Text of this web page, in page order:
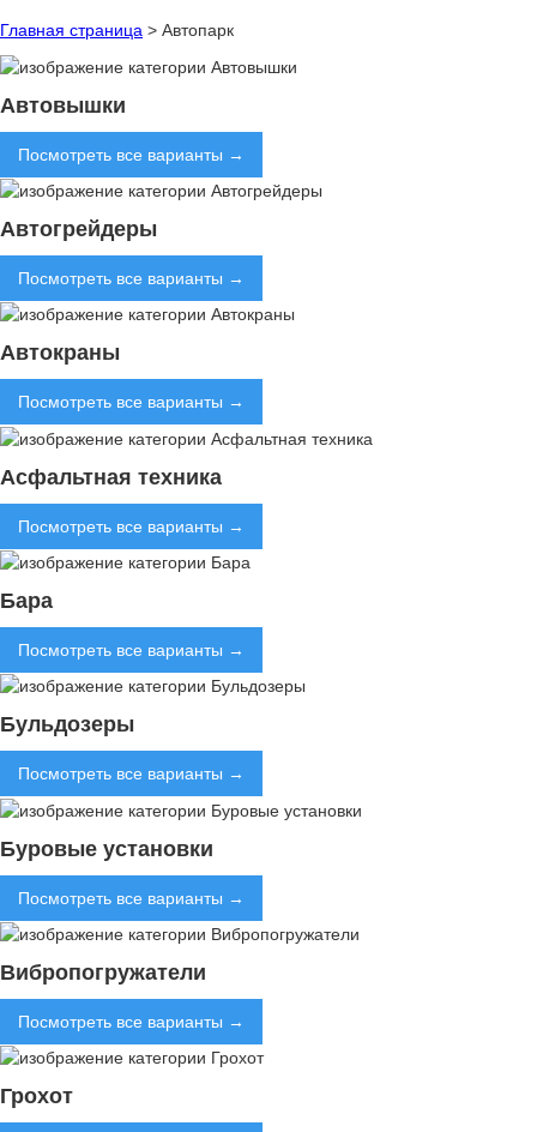
Главная страница > Автопарк
Автовышки
Посмотреть все варианты →
Автогрейдеры
Посмотреть все варианты →
Автокраны
Посмотреть все варианты →
Асфальтная техника
Посмотреть все варианты →
Бара
Посмотреть все варианты →
Бульдозеры
Посмотреть все варианты →
Буровые установки
Посмотреть все варианты →
Вибропогружатели
Посмотреть все варианты →
Грохот